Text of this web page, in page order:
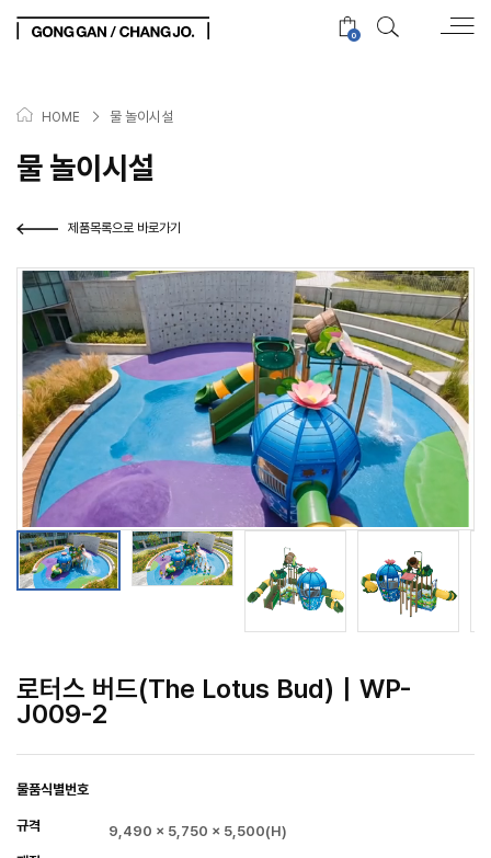
0
HOME > 물 놀이시설
물 놀이시설
제품목록으로 바로가기
로터스 버드(The Lotus Bud)｜WP-
J009-2
물품식별번호
규격
9,490 × 5,750 × 5,500(H)